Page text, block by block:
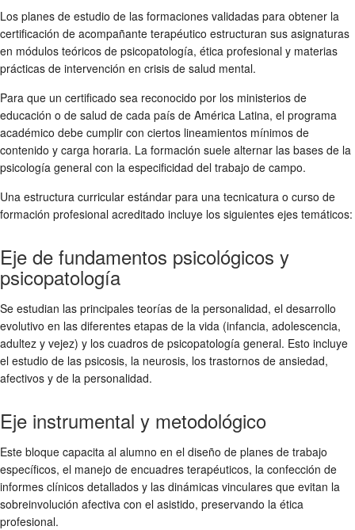
Los planes de estudio de las formaciones validadas para obtener la
certificación de acompañante terapéutico estructuran sus asignaturas
en módulos teóricos de psicopatología, ética profesional y materias
prácticas de intervención en crisis de salud mental.
Para que un certificado sea reconocido por los ministerios de
educación o de salud de cada país de América Latina, el programa
académico debe cumplir con ciertos lineamientos mínimos de
contenido y carga horaria. La formación suele alternar las bases de la
psicología general con la especificidad del trabajo de campo.
Una estructura curricular estándar para una tecnicatura o curso de
formación profesional acreditado incluye los siguientes ejes temáticos:
Eje de fundamentos psicológicos y
psicopatología
Se estudian las principales teorías de la personalidad, el desarrollo
evolutivo en las diferentes etapas de la vida (infancia, adolescencia,
adultez y vejez) y los cuadros de psicopatología general. Esto incluye
el estudio de las psicosis, la neurosis, los trastornos de ansiedad,
afectivos y de la personalidad.
Eje instrumental y metodológico
Este bloque capacita al alumno en el diseño de planes de trabajo
específicos, el manejo de encuadres terapéuticos, la confección de
informes clínicos detallados y las dinámicas vinculares que evitan la
sobreinvolución afectiva con el asistido, preservando la ética
profesional.